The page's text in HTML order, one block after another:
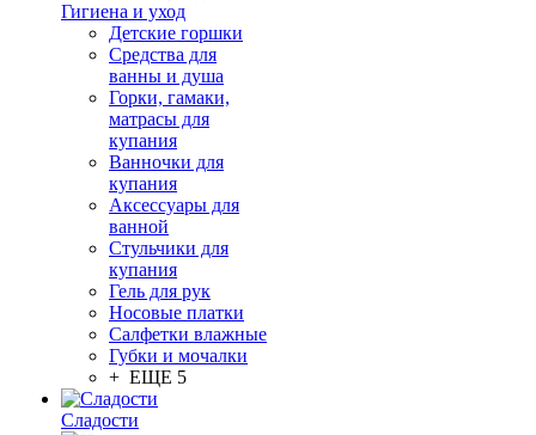
Гигиена и уход
Детские горшки
Средства для
ванны и душа
Горки, гамаки,
матрасы для
купания
Ванночки для
купания
Аксессуары для
ванной
Стульчики для
купания
Гель для рук
Носовые платки
Салфетки влажные
Губки и мочалки
+ ЕЩЕ 5
Сладости